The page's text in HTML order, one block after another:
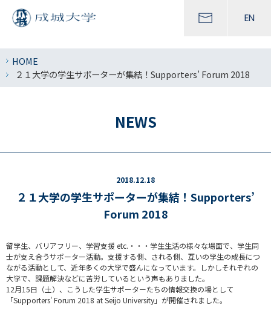
EN
HOME
２１大学の学生サポーターが集結！Supporters’ Forum 2018
NEWS
2018.12.18
２１大学の学生サポーターが集結！Supporters’
Forum 2018
留学生、バリアフリー、学習支援 etc.・・・学生生活の様々な場面で、学生同
士が支え合うサポーター活動。支援する側、される側、互いの学生の成長につ
ながる活動として、近年多くの大学で盛んになっています。しかしそれぞれの
大学で、課題解決などに苦労しているという声もありました。
12月15日（土）、こうした学生サポーターたちの情報交換の場として
「Supporters' Forum 2018 at Seijo University」が開催されました。